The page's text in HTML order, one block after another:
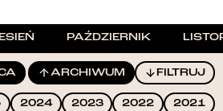
PAŹDZIERNIK
ARCHIWUM FILTRUJ
2024 2023 2022
2021